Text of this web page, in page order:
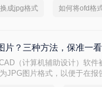
图的方法。
成jpg格式 如何将ofd格
？三种方法，保准一看
（计算机辅助设计）软
JPG图片格式，以便于在报